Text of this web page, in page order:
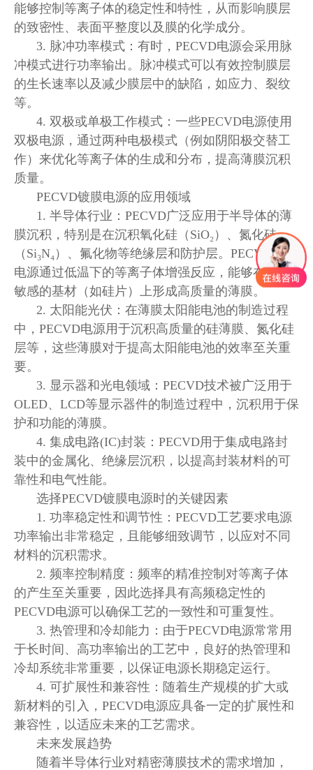
能够控制等离子体的稳定性和特性，从而影响膜层
的致密性、表面平整度以及膜的化学成分。
3. 脉冲功率模式：有时，PECVD电源会采用脉
冲模式进行功率输出。脉冲模式可以有效控制膜层
的生长速率以及减少膜层中的缺陷，如应力、裂纹
等。
4. 双极或单极工作模式：一些PECVD电源使用
双极电源，通过两种电极模式（例如阴阳极交替工
作）来优化等离子体的生成和分布，提高薄膜沉积
质量。
PECVD镀膜电源的应用领域
1. 半导体行业：PECVD广泛应用于半导体的薄
膜沉积，特别是在沉积氧化硅（SiO₂）、氮化硅
（Si₃N₄）、氟化物等绝缘层和防护层。PECVD镀膜
电源通过低温下的等离子体增强反应，能够在温度
敏感的基材（如硅片）上形成高质量的薄膜。
2. 太阳能光伏：在薄膜太阳能电池的制造过程
中，PECVD电源用于沉积高质量的硅薄膜、氮化硅
层等，这些薄膜对于提高太阳能电池的效率至关重
要。
3. 显示器和光电领域：PECVD技术被广泛用于
OLED、LCD等显示器件的制造过程中，沉积用于保
护和功能的薄膜。
4. 集成电路(IC)封装：PECVD用于集成电路封
装中的金属化、绝缘层沉积，以提高封装材料的可
靠性和电气性能。
选择PECVD镀膜电源时的关键因素
1. 功率稳定性和调节性：PECVD工艺要求电源
功率输出非常稳定，且能够细致调节，以应对不同
材料的沉积需求。
2. 频率控制精度：频率的精准控制对等离子体
的产生至关重要，因此选择具有高频稳定性的
PECVD电源可以确保工艺的一致性和可重复性。
3. 热管理和冷却能力：由于PECVD电源常常用
于长时间、高功率输出的工艺中，良好的热管理和
冷却系统非常重要，以保证电源长期稳定运行。
4. 可扩展性和兼容性：随着生产规模的扩大或
新材料的引入，PECVD电源应具备一定的扩展性和
兼容性，以适应未来的工艺需求。
未来发展趋势
随着半导体行业对精密薄膜技术的需求增加，